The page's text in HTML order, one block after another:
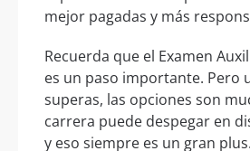
mejor pagadas y más
Recuerda que el Examen
es un paso importante. Pero
superas, las opciones son
carrera puede despegar en
y eso siempre es un gran plus.